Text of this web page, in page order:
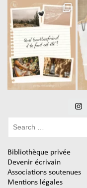
Bibliothèque privée
Devenir écrivain
Associations soutenues
Mentions légales